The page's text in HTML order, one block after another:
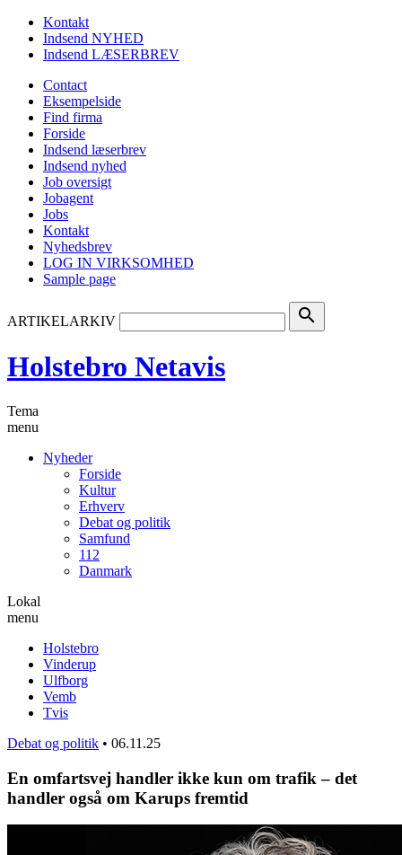
Kontakt
Indsend NYHED
Indsend LÆSERBREV
Contact
Eksempelside
Find firma
Forside
Indsend læserbrev
Indsend nyhed
Job oversigt
Jobagent
Jobs
Kontakt
Nyhedsbrev
LOG IN VIRKSOMHED
Sample page
ARTIKELARKIV search
Holstebro Netavis
Tema
menu
Nyheder
Forside
Kultur
Erhverv
Debat og politik
Samfund
112
Danmark
Lokal
menu
Holstebro
Vinderup
Ulfborg
Vemb
Tvis
Debat og politik • 06.11.25
En omfartsvej handler ikke kun om trafik – det
handler også om Karups fremtid